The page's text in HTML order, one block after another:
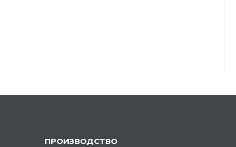
ПРОИЗВОДСТВО